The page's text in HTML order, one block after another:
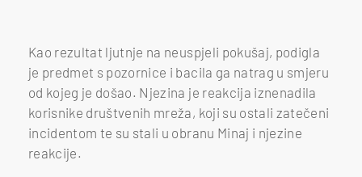
Kao rezultat ljutnje na neuspjeli pokušaj, podigla
je predmet s pozornice i bacila ga natrag u smjeru
od kojeg je došao. Njezina je reakcija iznenadila
korisnike društvenih mreža, koji su ostali zatečeni
incidentom te su stali u obranu Minaj i njezine
reakcije.